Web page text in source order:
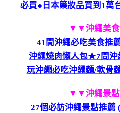
必買●日本藥妝品買到1萬
▼▼沖繩美食
41間沖繩必吃美食推
沖繩燒肉懶人包★7間沖
玩沖繩必吃沖繩麵/軟骨
▼▼沖繩景點
27個必訪沖繩景點推薦